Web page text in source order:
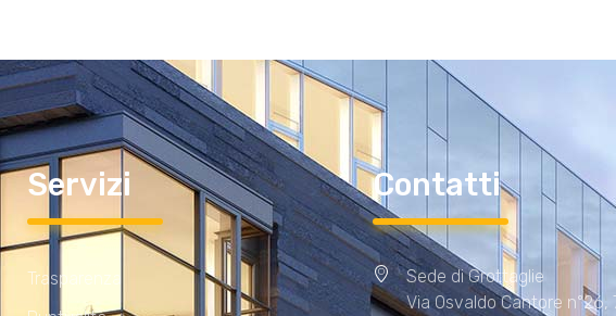
Servizi
Trasparenza
Contatti
Sede di Grottaglie
Via Osvaldo Cantore n°26,